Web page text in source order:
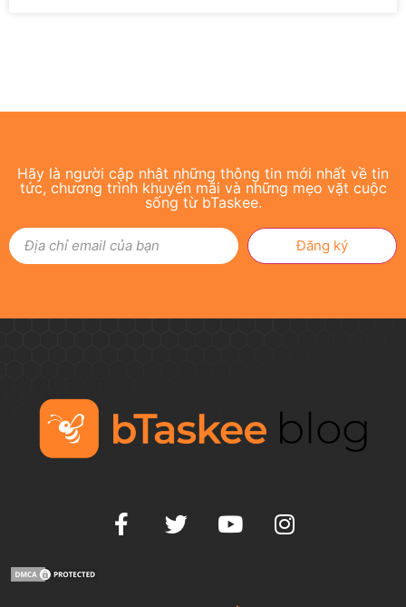
Hãy là người cập nhật những thông tin mới nhất về tin
tức, chương trình khuyến mãi và những mẹo vặt cuộc
sống từ bTaskee.
Đăng ký